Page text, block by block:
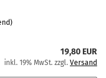
19,80 EUR
inkl. 19% MwSt. zzgl. Versand